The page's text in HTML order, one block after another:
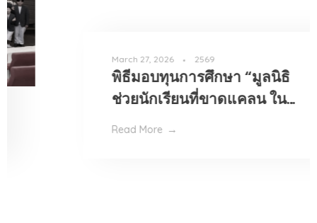
March 27, 2026 2569
พิธีมอบทุนการศึกษา “มูลนิธิ
ช่วยนักเรียนที่ขาดแคลน ใน
พระบรมราชินูปถัมภ์ เพื่อ
Read More